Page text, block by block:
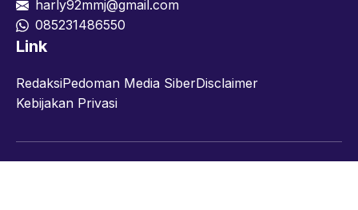
harly92mmj@gmail.com
085231486550
Link
RedaksiPedoman Media SiberDisclaimer
Kebijakan Privasi